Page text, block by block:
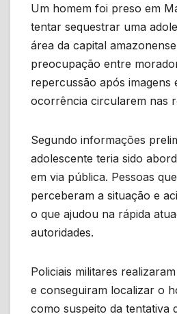
Um homem foi preso em
tentar sequestrar uma
área da capital
preocupação entre
repercussão após imagens
ocorrência circularem nas
Segundo informações
adolescente teria sido
em via pública. Pessoas
perceberam a situação e
o que ajudou na rápida
autoridades.
Policiais militares
e conseguiram localizar o
como suspeito da tentativa